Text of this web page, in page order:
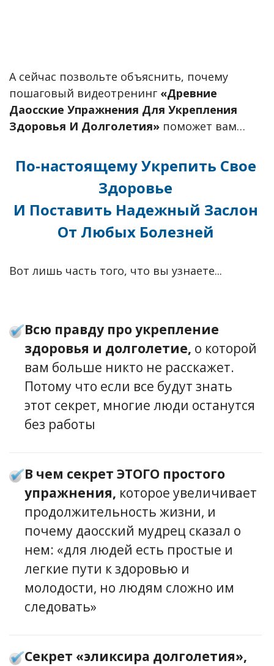
А сейчас позвольте объяснить, почему
пошаговый видеотренинг «Древние
Даосские Упражнения Для Укрепления
Здоровья И Долголетия» поможет вам…
По-настоящему Укрепить Свое
Здоровье
И Поставить Надежный Заслон
От Любых Болезней
Вот лишь часть того, что вы узнаете...
Всю правду про укрепление
здоровья и долголетие, о которой
вам больше никто не расскажет.
Потому что если все будут знать
этот секрет, многие люди останутся
без работы
В чем секрет ЭТОГО простого
упражнения, которое увеличивает
продолжительность жизни, и
почему даосский мудрец сказал о
нем: «для людей есть простые и
легкие пути к здоровью и
молодости, но людям сложно им
следовать»
Секрет «эликсира долголетия»,